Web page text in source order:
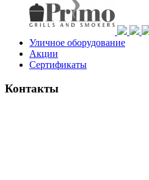
Уличное оборудование
Акции
Сертификаты
Контакты